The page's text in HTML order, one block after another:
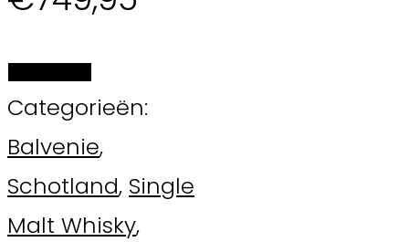
Categorieën:
Balvenie,
Schotland, Single
Malt Whisky,